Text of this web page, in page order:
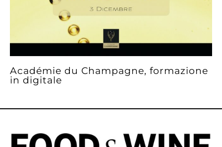
Académie du Champagne, formazione
in digitale